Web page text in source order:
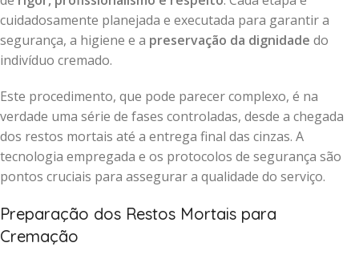
cuidadosamente planejada e executada para garantir a
segurança, a higiene e a preservação da dignidade do
indivíduo cremado.
Este procedimento, que pode parecer complexo, é na
verdade uma série de fases controladas, desde a chegada
dos restos mortais até a entrega final das cinzas. A
tecnologia empregada e os protocolos de segurança são
pontos cruciais para assegurar a qualidade do serviço.
Preparação dos Restos Mortais para
Cremação